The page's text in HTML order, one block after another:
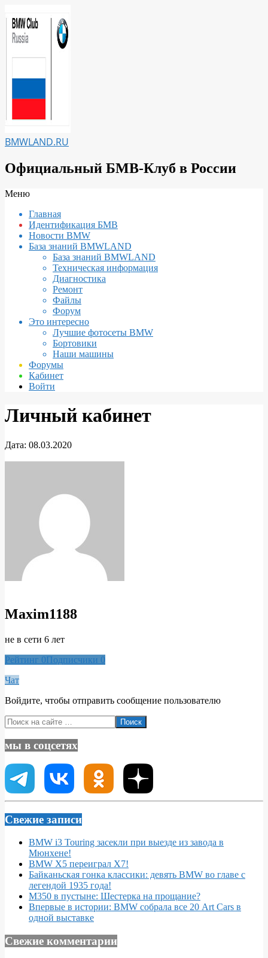
к
содержимому
BMWLAND.RU
Официальный БМВ-Клуб в России
Вторичное
навигации
Меню
Главная
Идентификация БМВ
Новости BMW
База знаний BMWLAND
База знаний BMWLAND
Техническая информация
Диагностика
Ремонт
Файлы
Форум
Это интересно
Лучшие фотосеты BMW
Бортовики
Наши машины
Форумы
Кабинет
Войти
Личный кабинет
Дата: 08.03.2020
Maxim1188
не в сети 6 лет
Рейтинг 0Подписчики 0
Чат
Войдите, чтобы отправить сообщение пользователю
2020-
03-
08
Поиск
мы в соцсетях
Свежие записи
BMW i3 Touring засекли при выезде из завода в
Мюнхене!
BMW X5 переиграл X7!
Байканьская гонка классики: девять BMW во главе с
легендой 1935 года!
M350 в пустыне: Шестерка на прощание?
Впервые в истории: BMW собрала все 20 Art Cars в
одной выставке
Свежие комментарии